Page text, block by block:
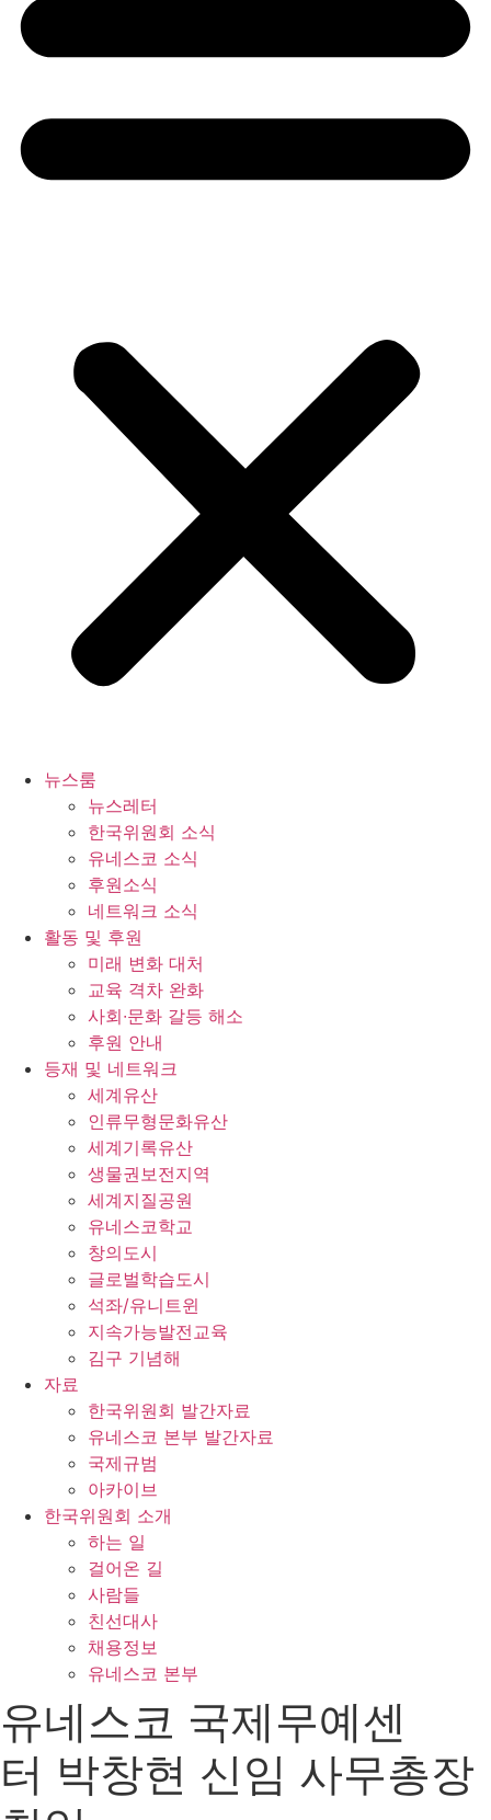
뉴스룸
뉴스레터
한국위원회 소식
유네스코 소식
후원소식
네트워크 소식
활동 및 후원
미래 변화 대처
교육 격차 완화
사회∙문화 갈등 해소
후원 안내
등재 및 네트워크
세계유산
인류무형문화유산
세계기록유산
생물권보전지역
세계지질공원
유네스코학교
창의도시
글로벌학습도시
석좌/유니트윈
지속가능발전교육
김구 기념해
자료
한국위원회 발간자료
유네스코 본부 발간자료
국제규범
아카이브
한국위원회 소개
하는 일
걸어온 길
사람들
친선대사
채용정보
유네스코 본부
유네스코 국제무예센
터 박창현 신임 사무총장